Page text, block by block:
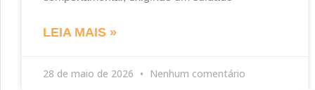
LEIA MAIS »
28 de maio de 2026 Nenhum comentário